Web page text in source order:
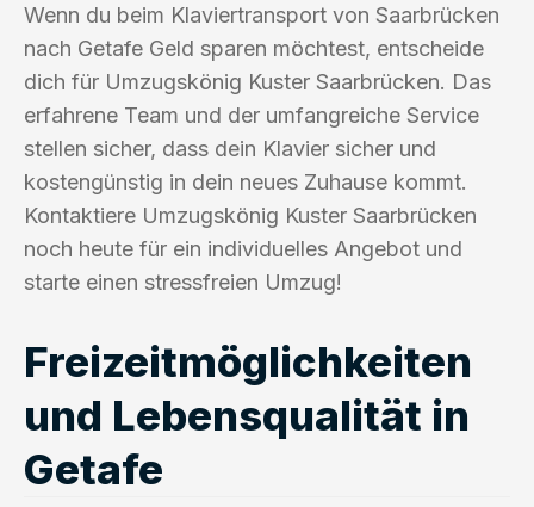
Wenn du beim Klaviertransport von Saarbrücken
nach Getafe Geld sparen möchtest, entscheide
dich für Umzugskönig Kuster Saarbrücken. Das
erfahrene Team und der umfangreiche Service
stellen sicher, dass dein Klavier sicher und
kostengünstig in dein neues Zuhause kommt.
Kontaktiere Umzugskönig Kuster Saarbrücken
noch heute für ein individuelles Angebot und
starte einen stressfreien Umzug!
Freizeitmöglichkeiten
und Lebensqualität in
Getafe